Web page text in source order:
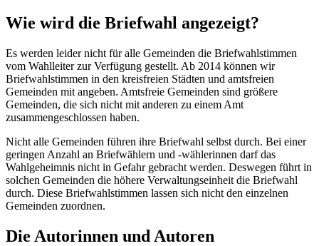
Wie wird die Briefwahl angezeigt?
Es werden leider nicht für alle Gemeinden die Briefwahlstimmen
vom Wahlleiter zur Verfügung gestellt. Ab 2014 können wir
Briefwahlstimmen in den kreisfreien Städten und amtsfreien
Gemeinden mit angeben. Amtsfreie Gemeinden sind größere
Gemeinden, die sich nicht mit anderen zu einem Amt
zusammengeschlossen haben.
Nicht alle Gemeinden führen ihre Briefwahl selbst durch. Bei einer
geringen Anzahl an Briefwählern und -wählerinnen darf das
Wahlgeheimnis nicht in Gefahr gebracht werden. Deswegen führt in
solchen Gemeinden die höhere Verwaltungseinheit die Briefwahl
durch. Diese Briefwahlstimmen lassen sich nicht den einzelnen
Gemeinden zuordnen.
Die Autorinnen und Autoren